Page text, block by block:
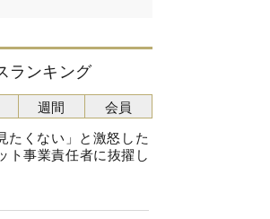
ランキング
たくない」と激怒した
ト事業責任者に抜擢し
週間 会員